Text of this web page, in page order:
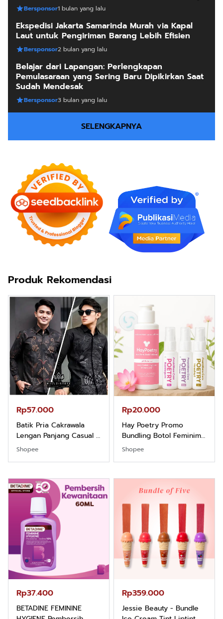
Bersponsor1 bulan yang lalu
Ekspedisi Jakarta Samarinda Murah via Kapal
Laut untuk Pengiriman Barang Lebih Efisien
Bersponsor2 bulan yang lalu
Belajar dari Lapangan: Perlengkapan
Pemulasaraan yang Sering Baru Dipikirkan Saat
Sudah Mendesak
Bersponsor3 bulan yang lalu
SELENGKAPNYA
Produk Rekomendasi
Rp57.000
Batik Pria Cakrawala
Lengan Panjang Casual -
Kemeja Batik Pria
Nyaman Kemeja Kerja
Santai Slimfit Formal
Shopee
Rp20.000
Hay Poetry Promo
Bundling Botol Feminim
Care Perawatan
Balance dan Aroma
Bubbelgum Vanilla &
Shopee
Rp37.400
BETADINE FEMININE
Rp359.000
Jessie Beauty - Bundle